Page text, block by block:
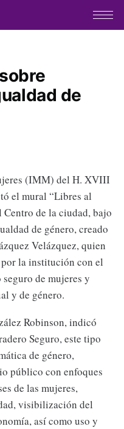
de
(IMM) del H. XVIII
el mural “Libres al
de la ciudad, bajo
de género, creado
Velázquez, quien
la institución con el
de mujeres y
y de género.
Robinson, indicó
Seguro, este tipo
de género,
público con enfoques
de las mujeres,
visibilización del
así como uso y